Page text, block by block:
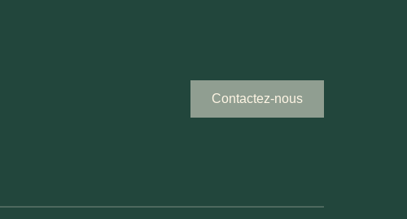
Contactez-nous